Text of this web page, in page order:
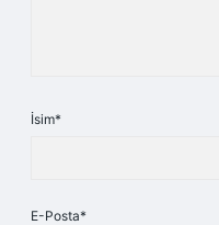
İsim*
E-Posta*